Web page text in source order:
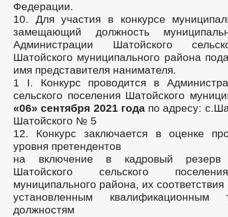
Федерации.
10. Для участия в конкурсе
замещающий должность
Администрации Шатойского
Шатойского муниципального района
имя представителя нанимателя.
1 I. Конкурс проводится в
сельского поселения Шатойского
«06» сентября 2021 годапо адресу:
Шатойского № 5
12. Конкурс заключается в оценке
уровня претендентов
на включение в кадровый резерв
Шатойского сельского
муниципального района, их соответствия
установленным квалификационным
должностям